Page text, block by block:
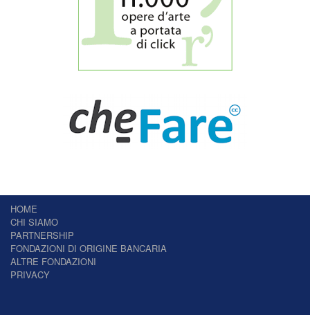
HOME
CHI SIAMO
PARTNERSHIP
FONDAZIONI DI ORIGINE BANCARIA
ALTRE FONDAZIONI
PRIVACY